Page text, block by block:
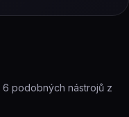
6 podobných nástrojů z